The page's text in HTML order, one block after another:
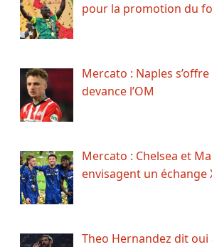
pour la promotion du
Mercato : Naples
devance l’OM
Mercato : Chelsea et
envisagent un échange
Theo Hernandez dit oui